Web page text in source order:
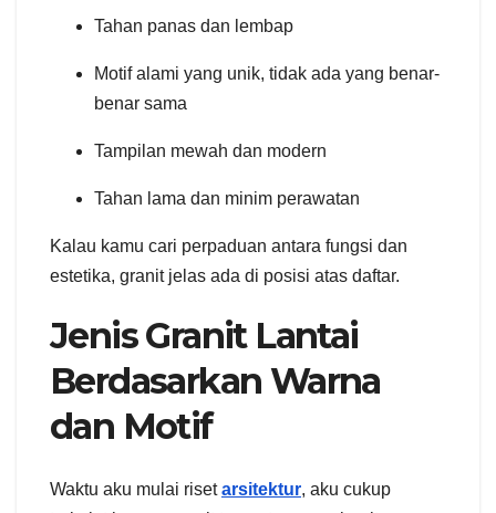
Tahan panas dan lembap
Motif alami yang unik, tidak ada yang benar-
benar sama
Tampilan mewah dan modern
Tahan lama dan minim perawatan
Kalau kamu cari perpaduan antara fungsi dan
estetika, granit jelas ada di posisi atas daftar.
Jenis Granit Lantai
Berdasarkan Warna
dan Motif
Waktu aku mulai risetarsitektur, aku cukup